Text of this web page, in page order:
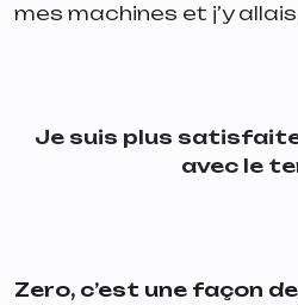
mes machines et j’y
Je suis plus
avec le
Zero, c’est une façon